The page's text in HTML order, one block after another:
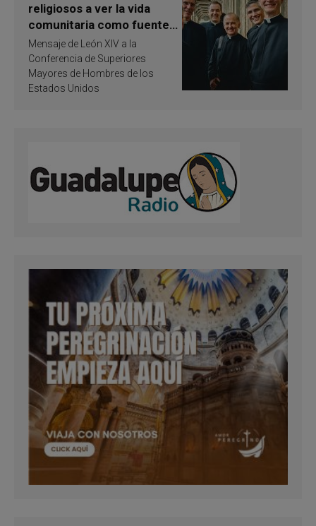
religiosos a ver la vida
comunitaria como fuente
de inspiración y
santificación
Mensaje de León XIV a la
Conferencia de Superiores
Mayores de Hombres de los
Estados Unidos